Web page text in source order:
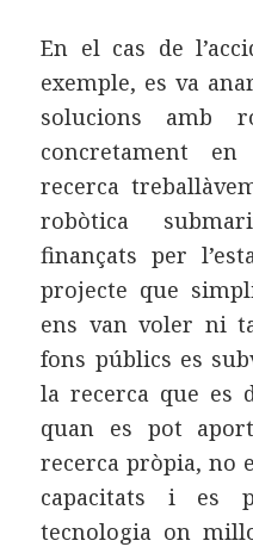
En el cas de
exemple, es va
solucions amb
concretament
recerca
robòtica
finançats per
projecte que
ens van voler ni
fons públics es
la recerca que es
quan es pot
recerca pròpia, no
capacitats i es
tecnologia on